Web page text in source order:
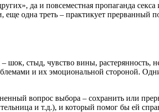
да и повсеместная пропаганда
одна треть – практикует прерванный
шок, стыд, чувство вины, растерянность,
и их эмоциональной стороной.
вопрос выбора – сохранить или
и т.д.), и который помог бы ей